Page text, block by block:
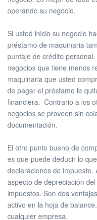
operando su negocio.
Si usted inicio su negocio
préstamo de maquinaria
puntaje de crédito
negocios que tiene menos
maquinaria que usted
de pagar el préstamo le
financiera. Contrario a los
negocios se proveen sin
documentación.
El otro punto bueno de
es que puede deducir lo
declaraciones de
aspecto de depreciación
impuestos. Son dos
activo en la hoja de
cualquier empresa.